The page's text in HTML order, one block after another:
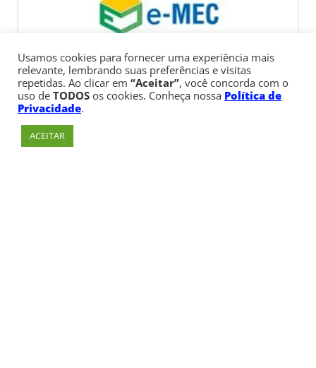
Usamos cookies para fornecer uma experiência mais
relevante, lembrando suas preferências e visitas
repetidas. Ao clicar em “Aceitar”, você concorda com o
uso de TODOS os cookies. Conheça nossa Política de
Privacidade.
ACEITAR